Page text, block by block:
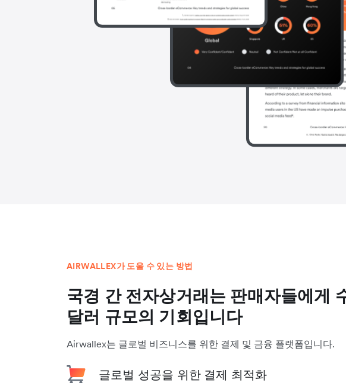
AIRWALLEX가 도울 수 있는 방법
국경 간 전자상거래는 판매자들에게
달러 규모의 기회입니다
Airwallex는 글로벌 비즈니스를 위한 결제 및 금융 플랫폼입니다.
글로벌 성공을 위한 결제 최적화